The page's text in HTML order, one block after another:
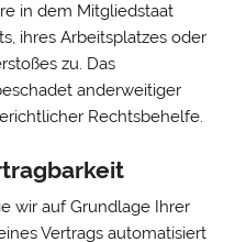
in dem Mitgliedstaat
ihres Arbeitsplatzes oder
zu. Das
anderweitiger
Rechtsbehelfe.
wir auf Grundlage Ihrer
Vertrags automatisiert